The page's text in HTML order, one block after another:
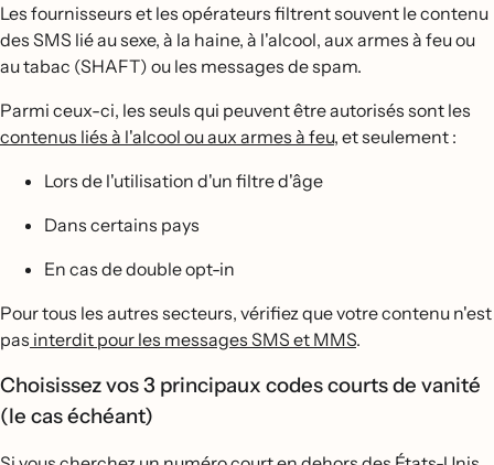
Les fournisseurs et les opérateurs filtrent souvent le contenu
des SMS lié au sexe, à la haine, à l'alcool, aux armes à feu ou
au tabac (SHAFT) ou les messages de spam.
Parmi ceux-ci, les seuls qui peuvent être autorisés sont les
contenus liés à l'alcool ou aux armes à feu, et seulement :
Lors de l'utilisation d'un filtre d'âge
Dans certains pays
En cas de double opt-in
Pour tous les autres secteurs, vérifiez que votre contenu n'est
pas interdit pour les messages SMS et MMS.
Choisissez vos 3 principaux codes courts de vanité
(le cas échéant)